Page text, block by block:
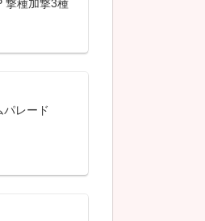
撃種加撃3種
レード